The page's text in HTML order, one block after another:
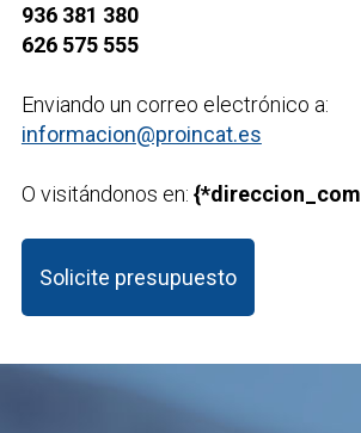
936 381 380
626 575 555
Enviando un correo electrónico a:
informacion@proincat.es
O visitándonos en:
Solicite presupuesto